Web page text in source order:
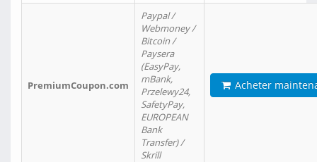
PremiumCoupon.com
Paypal /
Webmoney /
Bitcoin /
Paysera
(EasyPay,
mBank,
Przelewy24,
SafetyPay,
EUROPEAN
Bank
Transfer) /
Skrill
Acheter